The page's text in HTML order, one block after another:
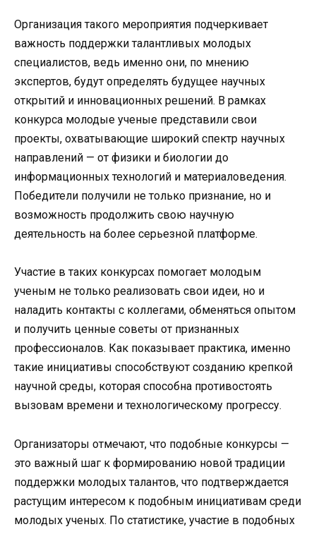
Организация такого мероприятия подчеркивает
важность поддержки талантливых молодых
специалистов, ведь именно они, по мнению
экспертов, будут определять будущее научных
открытий и инновационных решений. В рамках
конкурса молодые ученые представили свои
проекты, охватывающие широкий спектр научных
направлений — от физики и биологии до
информационных технологий и материаловедения.
Победители получили не только признание, но и
возможность продолжить свою научную
деятельность на более серьезной платформе.
Участие в таких конкурсах помогает молодым
ученым не только реализовать свои идеи, но и
наладить контакты с коллегами, обменяться опытом
и получить ценные советы от признанных
профессионалов. Как показывает практика, именно
такие инициативы способствуют созданию крепкой
научной среды, которая способна противостоять
вызовам времени и технологическому прогрессу.
Организаторы отмечают, что подобные конкурсы —
это важный шаг к формированию новой традиции
поддержки молодых талантов, что подтверждается
растущим интересом к подобным инициативам среди
молодых ученых. По статистике, участие в подобных